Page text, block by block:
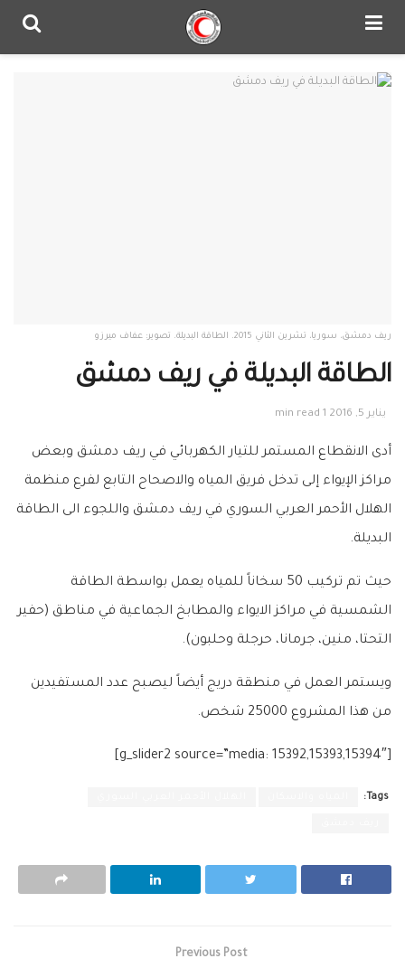
ريف دمشق، سوريا، تشرين الثاني 2015. الطاقة البديلة. تصوير: عفاف ميرزو
الطاقة البديلة في ريف دمشق
يناير 5, 2016 1 min read
أدى الانقطاع المستمر للتيار الكهربائي في ريف دمشق وبعض
مراكز الإيواء إلى تدخل فريق المياه والاصحاح التابع لفرع منظمة
الهلال الأحمر العربي السوري في ريف دمشق واللجوء الى الطاقة
البديلة.
حيث تم تركيب 50 سخاناً للمياه يعمل بواسطة الطاقة
الشمسية في مراكز الايواء والمطابخ الجماعية في مناطق (حفير
التحتا، منين، جرمانا، حرجلة وحلبون).
ويستمر العمل في منطقة دريج أيضاً ليصبح عدد المستفيدين
من هذا المشروع 25000 شخص.
[g_slider2 source=”media: 15392,15393,15394″]
Tags:
Previous Post